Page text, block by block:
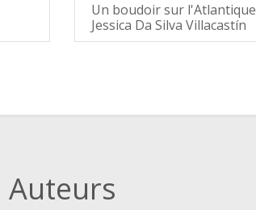
Un boudoir sur l'Atlantique
Jessica Da Silva Villacastín
Auteurs